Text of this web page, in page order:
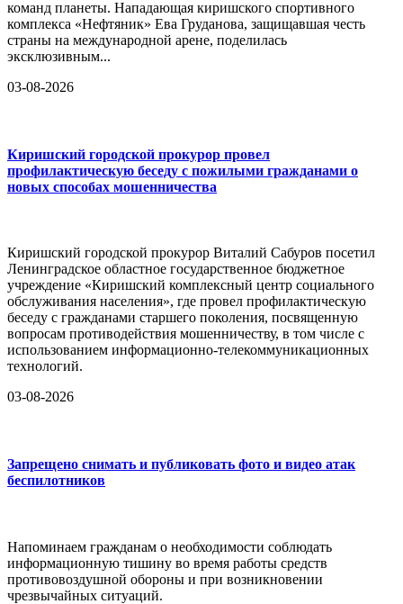
команд планеты. Нападающая киришского спортивного
комплекса «Нефтяник» Ева Груданова, защищавшая честь
страны на международной арене, поделилась
эксклюзивным...
03-08-2026
Киришский городской прокурор провел
профилактическую беседу с пожилыми гражданами о
новых способах мошенничества
Киришский городской прокурор Виталий Сабуров посетил
Ленинградское областное государственное бюджетное
учреждение «Киришский комплексный центр социального
обслуживания населения», где провел профилактическую
беседу с гражданами старшего поколения, посвященную
вопросам противодействия мошенничеству, в том числе с
использованием информационно-телекоммуникационных
технологий.
03-08-2026
Запрещено снимать и публиковать фото и видео атак
беспилотников
Напоминаем гражданам о необходимости соблюдать
информационную тишину во время работы средств
противовоздушной обороны и при возникновении
чрезвычайных ситуаций.